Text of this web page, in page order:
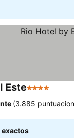
Este4 Estrellas
(3.885
exactos